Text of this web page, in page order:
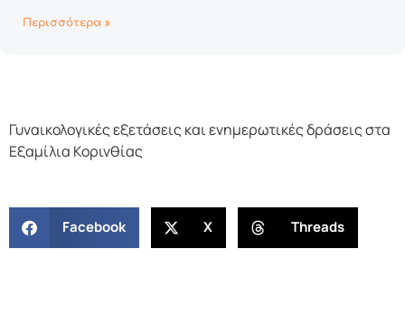
Περισσότερα »
Γυναικολογικές εξετάσεις και ενημερωτικές δράσεις στα
Εξαμίλια Κορινθίας
Facebook X Threads